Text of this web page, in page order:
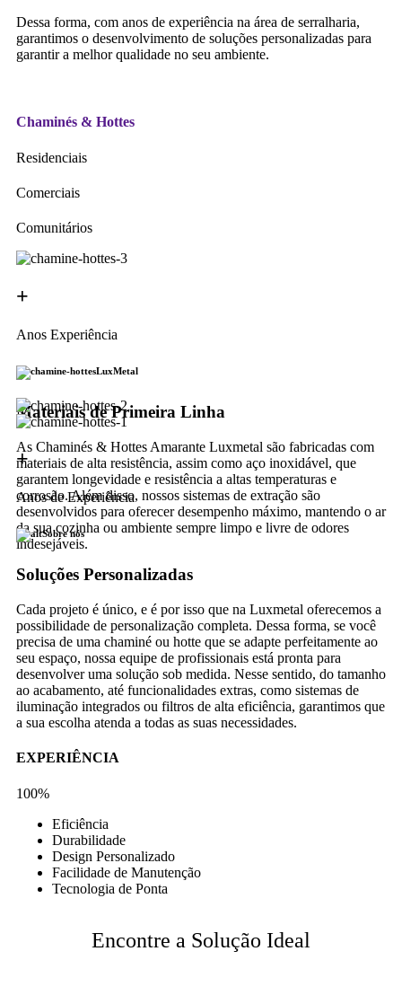
Dessa forma, com anos de experiência na área de serralharia,
garantimos o desenvolvimento de soluções personalizadas para
garantir a melhor qualidade no seu ambiente.
Chaminés & Hottes
Residenciais
Comerciais
Comunitários
+
Anos Experiência
LuxMetal
Materiais de Primeira Linha
As Chaminés & Hottes Amarante Luxmetal são fabricadas com
materiais de alta resistência, assim como aço inoxidável, que
garantem longevidade e resistência a altas temperaturas e
corrosão. Além disso, nossos sistemas de extração são
desenvolvidos para oferecer desempenho máximo, mantendo o ar
da sua cozinha ou ambiente sempre limpo e livre de odores
indesejáveis.
+
Anos de Experiência
Sobre nós
Soluções Personalizadas
Cada projeto é único, e é por isso que na Luxmetal oferecemos a
possibilidade de personalização completa. Dessa forma, se você
precisa de uma chaminé ou hotte que se adapte perfeitamente ao
seu espaço, nossa equipe de profissionais está pronta para
desenvolver uma solução sob medida. Nesse sentido, do tamanho
ao acabamento, até funcionalidades extras, como sistemas de
iluminação integrados ou filtros de alta eficiência, garantimos que
a sua escolha atenda a todas as suas necessidades.
EXPERIÊNCIA
100%
Eficiência
Durabilidade
Design Personalizado
Facilidade de Manutenção
Tecnologia de Ponta
Encontre a Solução Ideal